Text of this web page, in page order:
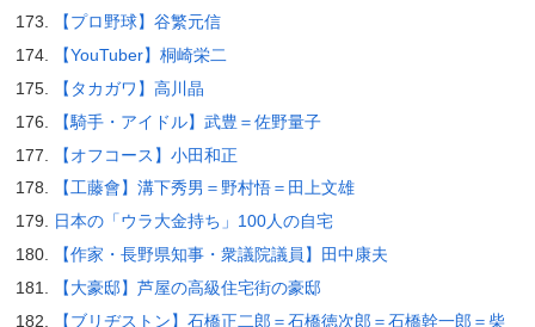
【プロ野球】谷繁元信
【YouTuber】桐崎栄二
【タカガワ】高川晶
【騎手・アイドル】武豊＝佐野量子
【オフコース】小田和正
【工藤會】溝下秀男＝野村悟＝田上文雄
日本の「ウラ大金持ち」100人の自宅
【作家・長野県知事・衆議院議員】田中康夫
【大豪邸】芦屋の高級住宅街の豪邸
【ブリヂストン】石橋正二郎＝石橋徳次郎＝石橋幹一郎＝柴